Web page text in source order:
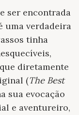
ser encontrada
uma verdadeira
tinha
diretamente
(The Best
sua evocação
e aventureiro,